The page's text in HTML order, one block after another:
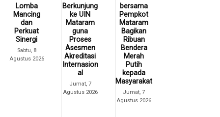
Lomba
Mancing
dan
Perkuat
Sinergi
Sabtu, 8
Agustus 2026
Berkunjung
ke UIN
Mataram
guna
Proses
Asesmen
Akreditasi
Internasion
al
Jumat, 7
Agustus 2026
bersama
Pempkot
Mataram
Bagikan
Ribuan
Bendera
Merah
Putih
kepada
Masyarakat
Jumat, 7
Agustus 2026